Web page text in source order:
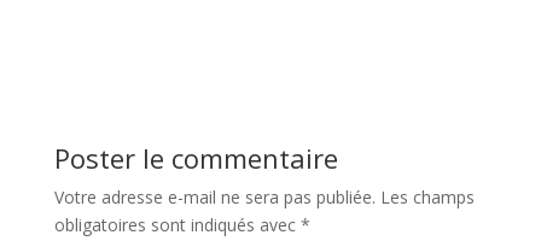
Poster le commentaire
Votre adresse e-mail ne sera pas publiée. Les champs
obligatoires sont indiqués avec *